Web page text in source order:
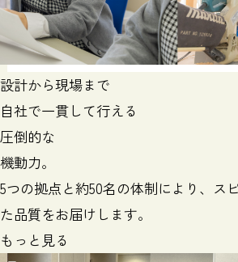
設計から現場まで
自社で一貫して行える
圧倒的な
機動力。
5つの拠点と約50名の体制により、 ス
た品質をお届けします。
もっと見る